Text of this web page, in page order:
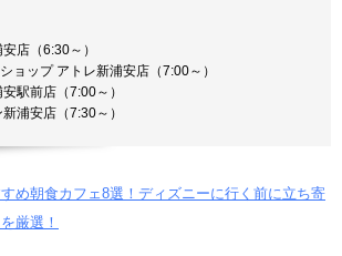
店（6:30～）
ョップ アトレ新浦安店（7:00～）
駅前店（7:00～）
浦安店（7:30～）
すめ朝食カフェ8選！ディズニーに行く前に立ち寄
厳選！